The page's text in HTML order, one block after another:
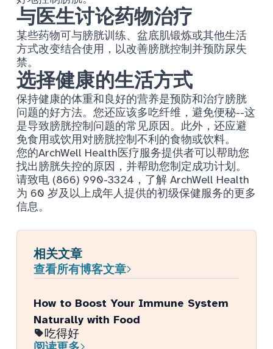
与医生讨论药物治疗
某些药物可与膀胱训练、盆底肌锻炼或其他生活
方式改变结合使用，以改善膀胱控制并预防尿失
禁。
选择健康的生活方式
保持健康的体重和良好的营养是预防和治疗膀胱
问题的好方法。您还应该多吃纤维，避免便秘--这
是导致膀胱控制问题的常见原因。此外，还应避
免食用或饮用对膀胱控制不利的食物或饮料。
您的ArchWell Health医疗服务提供者可以帮助您
找出膀胱失控的原因，并帮助您制定成功计划。
请致电 (866) 990-3324，了解 ArchWell Health
为 60 岁及以上成年人提供的初级保健服务的更多
信息。
相关文章
查看所有博客文章
How to Boost Your Immune System
Naturally with Food
吃得好